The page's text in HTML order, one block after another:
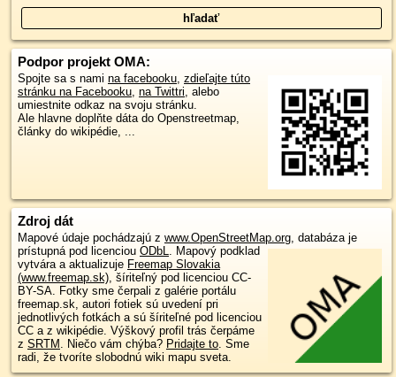
Podpor projekt OMA:
Spojte sa s nami na facebooku, zdieľajte túto
stránku na Facebooku, na Twittri, alebo
umiestnite odkaz na svoju stránku.
Ale hlavne doplňte dáta do Openstreetmap,
články do wikipédie, ...
Zdroj dát
Mapové údaje pochádzajú z www.OpenStreetMap.org, databáza je
prístupná pod licenciou ODbL. Mapový podklad
vytvára a aktualizuje Freemap Slovakia
(www.freemap.sk), šíriteľný pod licenciou CC-
BY-SA. Fotky sme čerpali z galérie portálu
freemap.sk, autori fotiek sú uvedení pri
jednotlivých fotkách a sú šíriteľné pod licenciou
CC a z wikipédie. Výškový profil trás čerpáme
z SRTM . Niečo vám chýba? Pridajte to. Sme
radi, že tvoríte slobodnú wiki mapu sveta.